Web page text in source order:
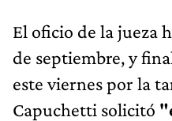
El oficio de la jueza
de septiembre, y
este viernes por la
Capuchetti solicitó